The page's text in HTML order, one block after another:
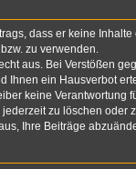
dass er keine
zu verwenden.
aus. Bei Verstößen
Ihnen ein Hausverbot
keine Verantwortung
zu löschen oder
Ihre Beiträge